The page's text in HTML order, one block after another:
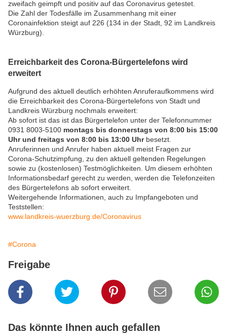
zweifach geimpft und positiv auf das Coronavirus getestet.
Die Zahl der Todesfälle im Zusammenhang mit einer
Coronainfektion steigt auf 226 (134 in der Stadt, 92 im Landkreis
Würzburg).
Erreichbarkeit des Corona-Bürgertelefons wird
erweitert
Aufgrund des aktuell deutlich erhöhten Anruferaufkommens wird
die Erreichbarkeit des Corona-Bürgertelefons von Stadt und
Landkreis Würzburg nochmals erweitert:
Ab sofort ist das ist das Bürgertelefon unter der Telefonnummer
0931 8003-5100 montags bis donnerstags von 8:00 bis 15:00
Uhr und freitags von 8:00 bis 13:00 Uhr besetzt.
Anruferinnen und Anrufer haben aktuell meist Fragen zur
Corona-Schutzimpfung, zu den aktuell geltenden Regelungen
sowie zu (kostenlosen) Testmöglichkeiten. Um diesem erhöhten
Informationsbedarf gerecht zu werden, werden die Telefonzeiten
des Bürgertelefons ab sofort erweitert.
Weitergehende Informationen, auch zu Impfangeboten und
Teststellen:
www.landkreis-wuerzburg.de/Coronavirus
#Corona
Freigabe
Das könnte Ihnen auch gefallen